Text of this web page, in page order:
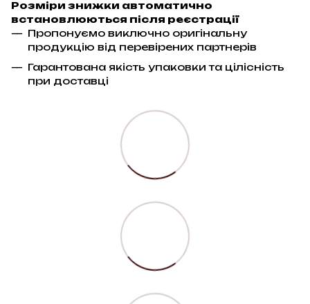
Розміри знижки автоматично
встановлюються після реєстрації
Пропонуємо виключно оригінальну
продукцію від перевірених партнерів
Гарантована якість упаковки та цілісність
при доставці